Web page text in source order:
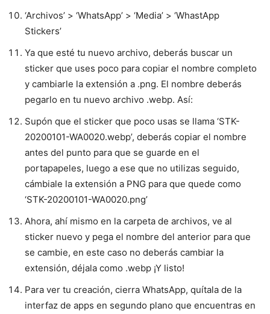
‘Archivos’ > ‘WhatsApp’ > ‘Media’ > ‘WhastApp
Stickers’
Ya que esté tu nuevo archivo, deberás buscar un
sticker que uses poco para copiar el nombre completo
y cambiarle la extensión a .png. El nombre deberás
pegarlo en tu nuevo archivo .webp. Así:
Supón que el sticker que poco usas se llama ‘STK-
20200101-WA0020.webp’, deberás copiar el nombre
antes del punto para que se guarde en el
portapapeles, luego a ese que no utilizas seguido,
cámbiale la extensión a PNG para que quede como
‘STK-20200101-WA0020.png’
Ahora, ahí mismo en la carpeta de archivos, ve al
sticker nuevo y pega el nombre del anterior para que
se cambie, en este caso no deberás cambiar la
extensión, déjala como .webp ¡Y listo!
Para ver tu creación, cierra WhatsApp, quítala de la
interfaz de apps en segundo plano que encuentras en